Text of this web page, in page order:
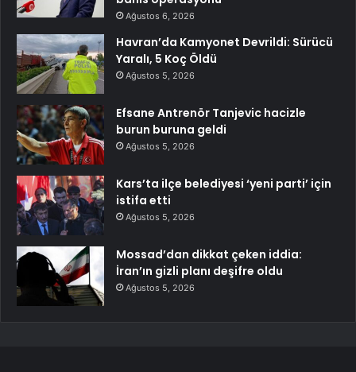
Ağustos 6, 2026
Havran’da Kamyonet Devrildi: Sürücü
Yaralı, 5 Koç Öldü
Ağustos 5, 2026
Efsane Antrenör Tanjevic hacizle
burun buruna geldi
Ağustos 5, 2026
Kars’ta ilçe belediyesi ‘yeni parti’ için
istifa etti
Ağustos 5, 2026
Mossad’dan dikkat çeken iddia:
İran’ın gizli planı deşifre oldu
Ağustos 5, 2026